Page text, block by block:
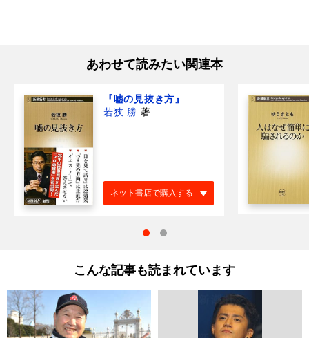
あわせて読みたい関連本
『嘘の見抜き方』
若狭 勝 著
ネット書店で購入する
こんな記事も読まれています